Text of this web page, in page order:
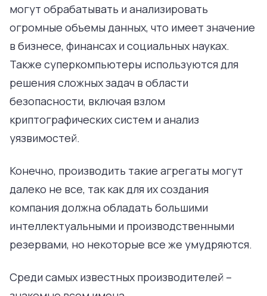
могут обрабатывать и анализировать
огромные объемы данных, что имеет значение
в бизнесе, финансах и социальных науках.
Также суперкомпьютеры используются для
решения сложных задач в области
безопасности, включая взлом
криптографических систем и анализ
уязвимостей.
Конечно, производить такие агрегаты могут
далеко не все, так как для их создания
компания должна обладать большими
интеллектуальными и производственными
резервами, но некоторые все же умудряются.
Среди самых известных производителей –